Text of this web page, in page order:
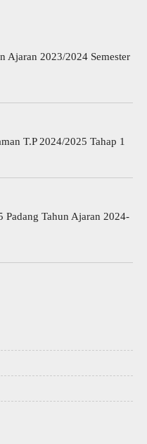
Ajaran 2023/2024 Semester
T.P 2024/2025 Tahap 1
Tahun Ajaran 2024-